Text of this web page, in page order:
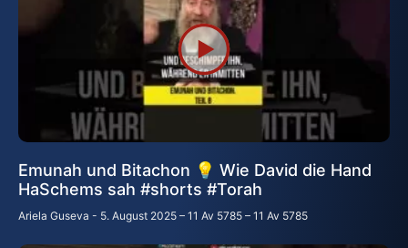
Emunah und Bitachon 💡 Wie David die Hand
HaSchems sah #shorts #Тоrаh
Ariela Guseva 5. August 2025 – 11 Av 5785 – 11 Av 5785